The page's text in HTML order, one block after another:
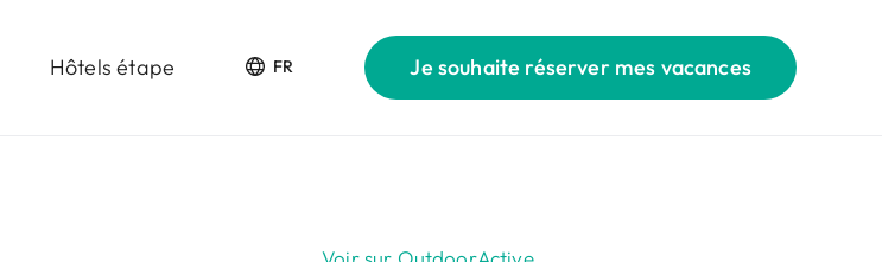
Hôtels étape FR Je souhaite réserver mes vacances